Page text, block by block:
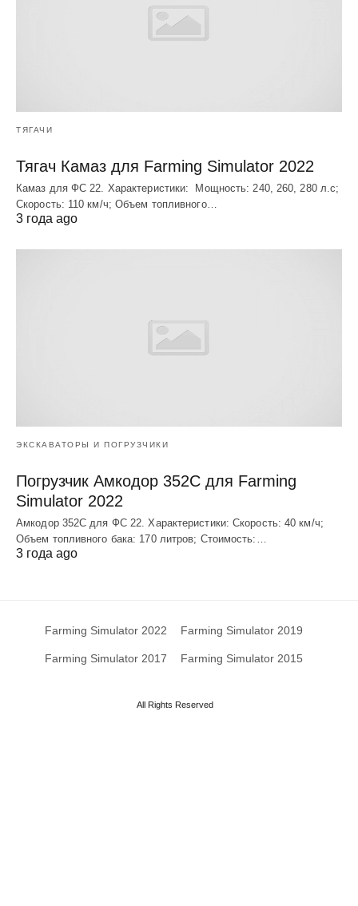
ТЯГАЧИ
Тягач Камаз для Farming Simulator 2022
Камаз для ФС 22. Характеристики: Мощность: 240, 260, 280 л.с;
Скорость: 110 км/ч; Объем топливного…
3 года ago
ЭКСКАВАТОРЫ И ПОГРУЗЧИКИ
Погрузчик Амкодор 352С для Farming
Simulator 2022
Амкодор 352С для ФС 22. Характеристики: Скорость: 40 км/ч;
Объем топливного бака: 170 литров; Стоимость:…
3 года ago
Farming Simulator 2022 Farming Simulator 2019
Farming Simulator 2017 Farming Simulator 2015
All Rights Reserved